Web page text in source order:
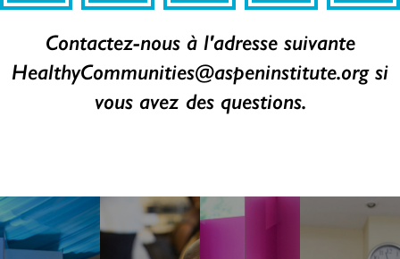
Juarez
Cassia
Herron
2X
Moises
Contactez-nous à l'adresse suivante
HealthyCommunities@aspeninstitute.orgsi
vous avez des questions.